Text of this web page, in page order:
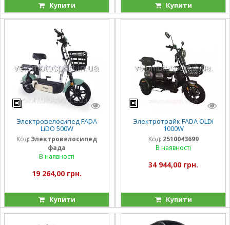
Купити Купити
Электровелосипед FADA
LiDO 500W
Код: Электровелосипед
фада
В наявності
19 264,00 грн.
Купити
Электротрайк FADA OLDi
1000W
Код: 2510043699
В наявності
34 944,00 грн.
Купити